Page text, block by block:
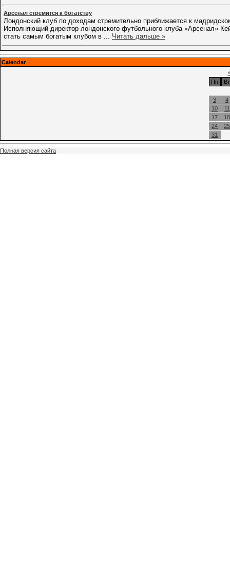
Арсенал стремится к богатству
Лондонский клуб по доходам стремительно приближается к
Исполняющий директор лондонского футбольного клуба «Арсенал»
стать самым богатым клубом в
Читать дальше »
Calendar
Пн
Вт
3
4
10
11
17
18
24
25
31
Полная версия сайта